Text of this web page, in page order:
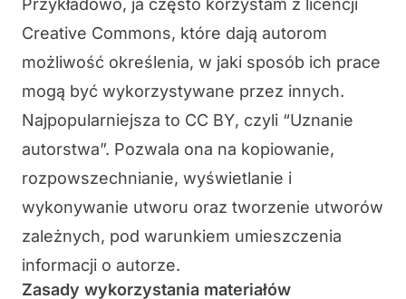
Przykładowo, ja często korzystam z licencji
Creative Commons, które dają autorom
możliwość określenia, w jaki sposób ich prace
mogą być wykorzystywane przez innych.
Najpopularniejsza to CC BY, czyli “Uznanie
autorstwa”. Pozwala ona na kopiowanie,
rozpowszechnianie, wyświetlanie i
wykonywanie utworu oraz tworzenie utworów
zależnych, pod warunkiem umieszczenia
informacji o autorze.
Zasady wykorzystania materiałów